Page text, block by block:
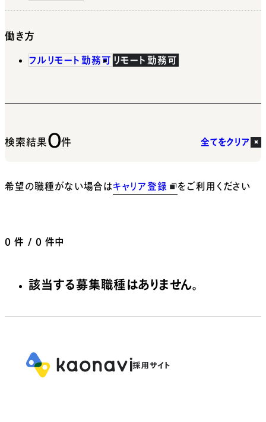
働き方
フルリモート勤務可 リモート勤務可
検索結果0件 全てをクリア
希望の職種がない場合はキャリア登録 をご利用ください
0 件 / 0 件中
該当する募集職種はありません。